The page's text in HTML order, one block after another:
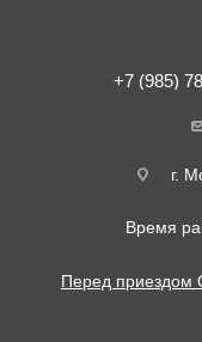
+7 (985)
г.
Время
Перед приездом